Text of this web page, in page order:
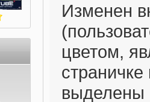
Изменен
цветом,
выделены